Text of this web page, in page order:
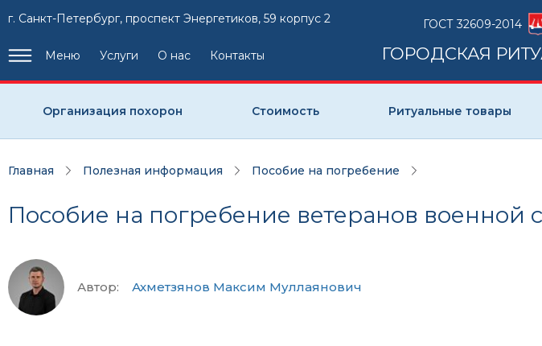
г. Санкт-Петербург, проспект Энергетиков, 59 корпус 2
Меню Услуги О нас Контакты
ГОСТ 32609-2014
ГОРОДСКАЯ
Организация похорон Стоимость Ритуальные товары
Главная Полезная информация Пособие на погребение
Пособие на погребение ветеранов военной
Автор: Ахметзянов Максим Муллаянович